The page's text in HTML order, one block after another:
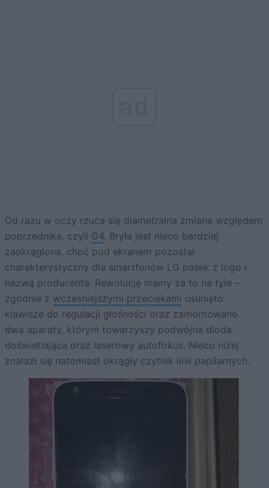
Od razu w oczy rzuca się diametralna zmiana względem
poprzednika, czyli G4. Bryła jest nieco bardziej
zaokrąglona, choć pod ekranem pozostał
charakterystyczny dla smartfonów LG pasek z logo i
nazwą producenta. Rewolucję mamy za to na tyle –
zgodnie z wcześniejszymi przeciekami usunięto
klawisze do regulacji głośności oraz zamontowano
dwa aparaty, którym towarzyszy podwójna dioda
doświetlająca oraz laserowy autofokus. Nieco niżej
znalazł się natomiast okrągły czytnik linii papilarnych.